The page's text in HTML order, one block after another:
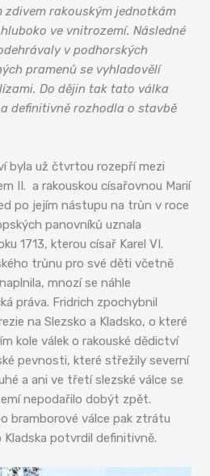
zdivem rakouským jednotkám
ve vnitrozemí. Následné
v podhorských
pramenů se vyhladovělí
Do dějin tak tato válka
definitivně rozhodla o stavbě
byla už čtvrtou rozepří mezi
II. a rakouskou císařovnou Marií
po jejím nástupu na trůn v roce
panovníků uznala
1713, kterou císař Karel VI.
trůnu pro své děti včetně
mnozí se náhle
práva. Fridrich zpochybnil
na Slezsko a Kladsko, o které
kole válek o rakouské dědictví
pevnosti, které střežily severní
a ani ve třetí slezské válce se
nepodařilo dobýt zpět.
bramborové válce pak ztrátu
Kladska potvrdil definitivně.